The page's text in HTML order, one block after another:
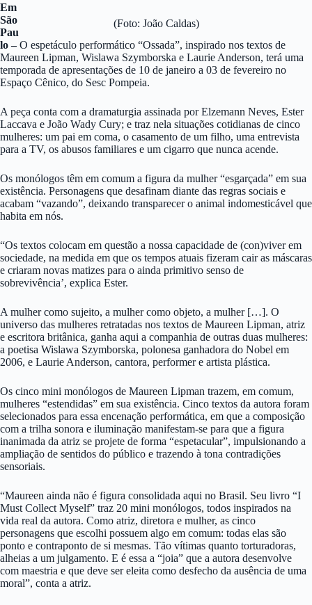
(Foto: João Caldas)
Em
São
Pau
lo –O espetáculo performático “Ossada”, inspirado nos textos de
Maureen Lipman, Wislawa Szymborska e Laurie Anderson, terá uma
temporada de apresentações de 10 de janeiro a 03 de fevereiro no
Espaço Cênico, do Sesc Pompeia.
A peça conta com a dramaturgia assinada por Elzemann Neves, Ester
Laccava e João Wady Cury; e traz nela situações cotidianas de cinco
mulheres: um pai em coma, o casamento de um filho, uma entrevista
para a TV, os abusos familiares e um cigarro que nunca acende.
Os monólogos têm em comum a figura da mulher “esgarçada” em sua
existência. Personagens que desafinam diante das regras sociais e
acabam “vazando”, deixando transparecer o animal indomesticável que
habita em nós.
“Os textos colocam em questão a nossa capacidade de (con)viver em
sociedade, na medida em que os tempos atuais fizeram cair as máscaras
e criaram novas matizes para o ainda primitivo senso de
sobrevivência’, explica Ester.
A mulher como sujeito, a mulher como objeto, a mulher […]. O
universo das mulheres retratadas nos textos de Maureen Lipman, atriz
e escritora britânica, ganha aqui a companhia de outras duas mulheres:
a poetisa Wislawa Szymborska, polonesa ganhadora do Nobel em
2006, e Laurie Anderson, cantora, performer e artista plástica.
Os cinco mini monólogos de Maureen Lipman trazem, em comum,
mulheres “estendidas” em sua existência. Cinco textos da autora foram
selecionados para essa encenação performática, em que a composição
com a trilha sonora e iluminação manifestam-se para que a figura
inanimada da atriz se projete de forma “espetacular”, impulsionando a
ampliação de sentidos do público e trazendo à tona contradições
sensoriais.
“Maureen ainda não é figura consolidada aqui no Brasil. Seu livro “I
Must Collect Myself” traz 20 mini monólogos, todos inspirados na
vida real da autora. Como atriz, diretora e mulher, as cinco
personagens que escolhi possuem algo em comum: todas elas são
ponto e contraponto de si mesmas. Tão vítimas quanto torturadoras,
alheias a um julgamento. E é essa a “joia” que a autora desenvolve
com maestria e que deve ser eleita como desfecho da ausência de uma
moral”, conta a atriz.